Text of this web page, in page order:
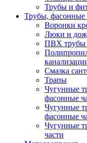
Трубы и
Трубы, фасонные
Воронки
Люки и
ПВХ трубы
Смазка
Трапы
Чугунные
фасонные
Чугунные
фасонные
Чугунные
части